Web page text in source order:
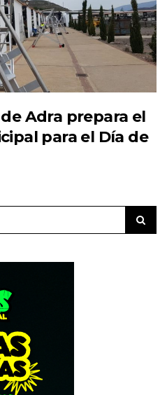
Adra prepara el
para el Día de